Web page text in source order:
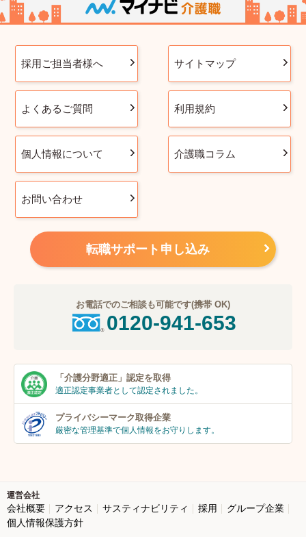
採用ご担当者様へ サイトマップ
よくあるご質問 利用規約
個人情報について 介護職コラム
お問い合わせ
転職サポート申し込み
お電話でのご相談も可能です(携帯 OK)
0120-941-653
「介護分野適正」 認定を取得
適正認定事業者として認定されました。
プライバシーマーク取得企業
厳密な管理基準で個人情報をお守りします。
運営会社
会社概要 アクセス サスティナビリティ 採用
グループ企業
個人情報保護方針